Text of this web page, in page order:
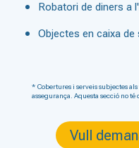
Robatori de diners a
Objectes en caixa de
* Cobertures i serveis subjectes
assegurança. Aquesta secció no té
Vull